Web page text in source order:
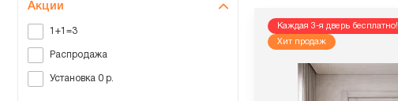
Акции
1+1=3
Распродажа
Установка 0 р.
Каждая 3-я дверь бесплатно!
Хит продаж